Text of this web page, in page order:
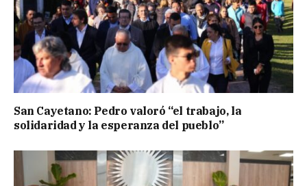
San Cayetano: Pedro valoró “el trabajo, la
solidaridad y la esperanza del pueblo”